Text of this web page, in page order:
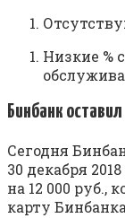
Низкие %
Бинбанк
Сегодня
30 декабря
на 12 000 руб.,
карту